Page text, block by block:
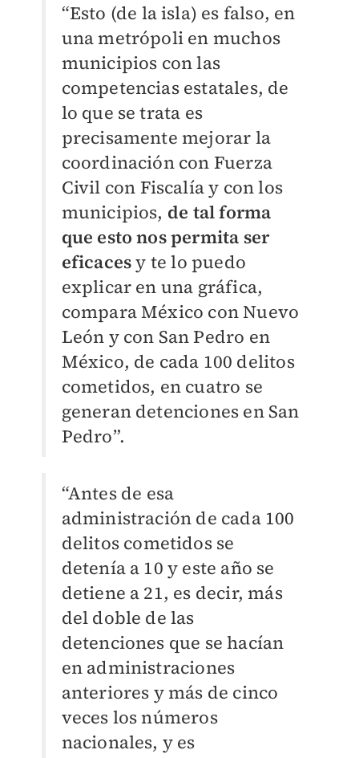
“Esto (de la isla) es falso, en
una metrópoli en muchos
municipios con las
competencias estatales, de
lo que se trata es
precisamente mejorar la
coordinación con Fuerza
Civil con Fiscalía y con los
municipios, de tal forma
que esto nos permita ser
eficacesy te lo puedo
explicar en una gráfica,
compara México con Nuevo
León y con San Pedro en
México, de cada 100 delitos
cometidos, en cuatro se
generan detenciones en San
Pedro”.
“Antes de esa
administración de cada 100
delitos cometidos se
detenía a 10 y este año se
detiene a 21, es decir, más
del doble de las
detenciones que se hacían
en administraciones
anteriores y más de cinco
veces los números
nacionales, y es